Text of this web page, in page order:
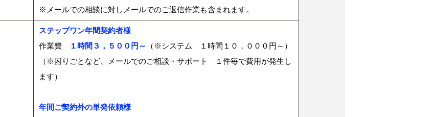
※メールでの相談に対しメールでのご返信作業も含まれます。
ステップワン年間契約者様
作業費
１時間３，５００円～
（※システム １時間１０，０００円～）
（※困りごとなど、メールでのご相談・サポート １件毎で費用が発生し
ます）
年間ご契約外の単発依頼様